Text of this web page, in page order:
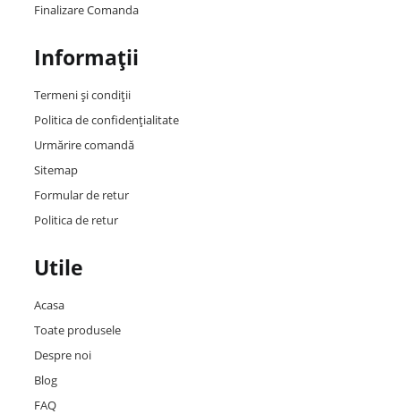
Finalizare Comanda
Informații
Termeni și condiții
Politica de confidențialitate
Urmărire comandă
Sitemap
Formular de retur
Politica de retur
Utile
Acasa
Toate produsele
Despre noi
Blog
FAQ